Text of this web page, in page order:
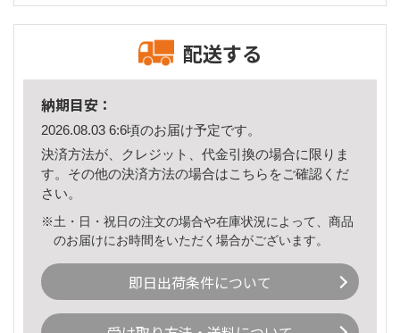
配送する
納期目安：
2026.08.03 6:6頃のお届け予定です。
決済方法が、クレジット、代金引換の場合に限りま
す。その他の決済方法の場合はこちら をご確認くだ
さい。
※土・日・祝日の注文の場合や在庫状況によって、商品
のお届けにお時間をいただく場合がございます。
即日出荷条件について